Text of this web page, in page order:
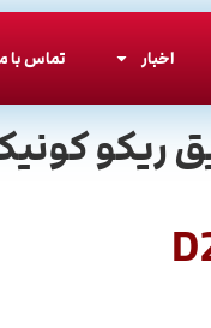
اخبار تماس با
ریکو